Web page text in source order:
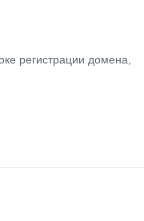
регистрации домена,